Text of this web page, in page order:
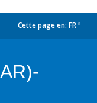
Cette page en: FR